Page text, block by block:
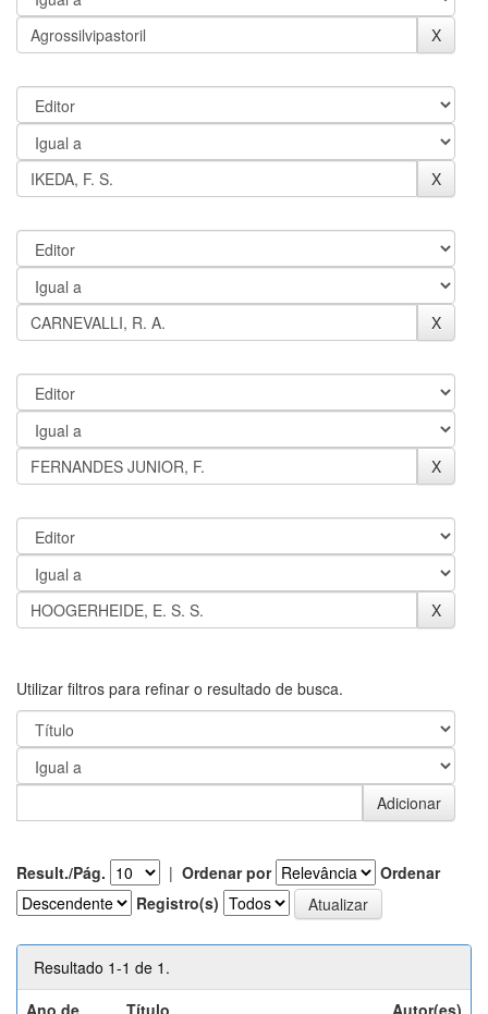
Utilizar filtros para refinar o resultado de busca.
Result./Pág. | Ordenar por
Ordenar
Registro(s)
Resultado 1-1 de 1.
Ano de
Título Autor(es)